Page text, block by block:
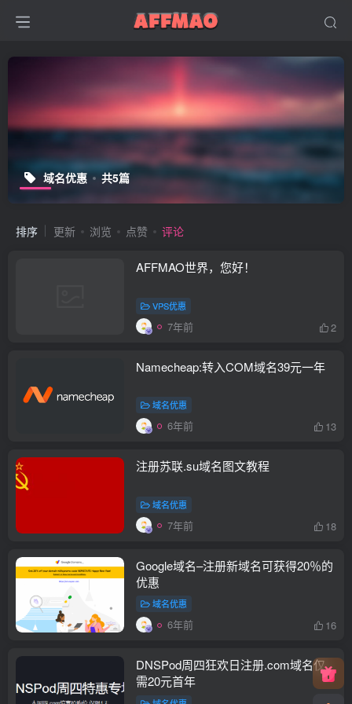
域名优惠 共5篇
排序 更新 浏览 点赞 评论
AFFMAO世界，您好！
VPS优惠
7年前 2
Namecheap:转入COM域名39元一年
域名优惠
6年前 13
注册苏联.su域名图文教程
域名优惠
7年前 18
Google域名–注册新域名可获得20％的
优惠
域名优惠
6年前 16
DNSPod周四狂欢日注册.com域名仅
需20元首年